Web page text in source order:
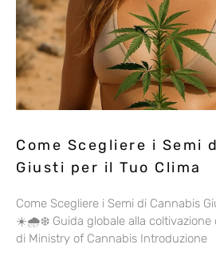
Come Scegliere i Semi
Giusti per il Tuo Clima
Come Scegliere i Semi di Cannabis
☀️🌧️❄️ Guida globale alla coltivazione
di Ministry of Cannabis Introduzione